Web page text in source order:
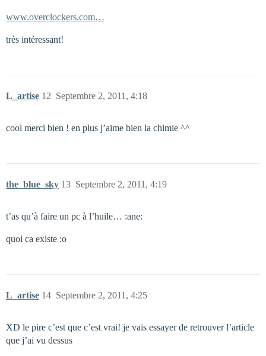
www.overclockers.com…
très intéressant!
L_artise Septembre 2, 2011, 4:18
12
cool merci bien ! en plus j’aime bien la chimie ^^
the_blue_sky Septembre 2, 2011, 4:19
13
t’as qu’à faire un pc à l’huile… :ane:
quoi ca existe :o
L_artise Septembre 2, 2011, 4:25
14
XD le pire c’est que c’est vrai! je vais essayer de retrouver l’article
que j’ai vu dessus